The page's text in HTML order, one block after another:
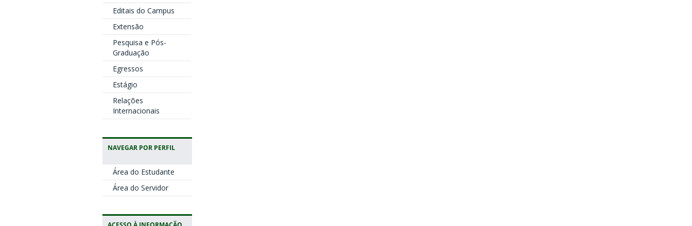
Editais do Campus
Extensão
Pesquisa e Pós-
Graduação
Egressos
Estágio
Relações
Internacionais
NAVEGAR POR PERFIL
Área do Estudante
Área do Servidor